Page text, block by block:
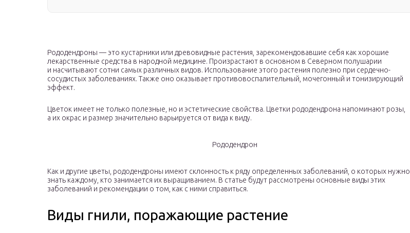
Рододендроны — это кустарники или древовидные растения, зарекомендовавшие себя как хорошие
лекарственные средства в народной медицине. Произрастают в основном в Северном полушарии
и насчитывают сотни самых различных видов. Использование этого растения полезно при сердечно-
сосудистых заболеваниях. Также оно оказывает противовоспалительный, мочегонный и тонизирующий
эффект.
Цветок имеет не только полезные, но и эстетические свойства. Цветки рододендрона напоминают розы,
а их окрас и размер значительно варьируется от вида к виду.
Рододендрон
Как и другие цветы, рододендроны имеют склонность к ряду определенных заболеваний, о которых нужно
знать каждому, кто занимается их выращиванием. В статье будут рассмотрены основные виды этих
заболеваний и рекомендации о том, как с ними справиться.
Виды гнили, поражающие растение